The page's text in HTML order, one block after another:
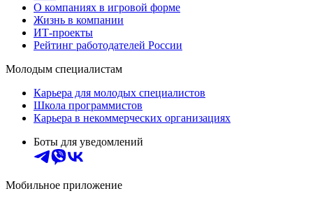
О компаниях в игровой форме
Жизнь в компании
ИТ-проекты
Рейтинг работодателей России
Молодым специалистам
Карьера для молодых специалистов
Школа программистов
Карьера в некоммерческих организациях
Боты для уведомлений
Мобильное приложение